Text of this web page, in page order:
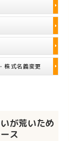
株式名義変更
が荒いため
ス